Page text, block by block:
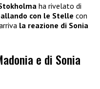
ha rivelato di
con le Stelle con
la reazione di Sonia
e di Sonia